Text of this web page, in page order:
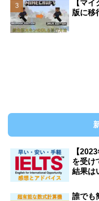
【マ
版に移
【
を受け
結果は
誰でも